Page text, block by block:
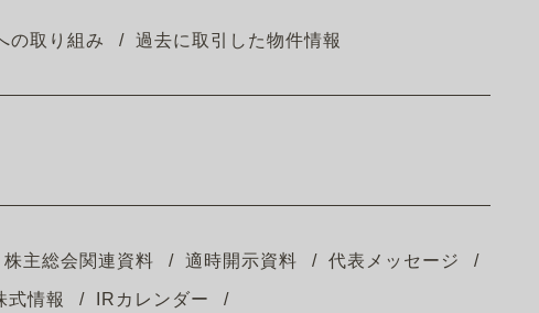
の取り組み 過去に取引した物件情報
株主総会関連資料 適時開示資料 代表メッセージ
式情報 IRカレンダー